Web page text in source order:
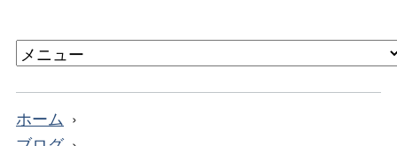
ホーム